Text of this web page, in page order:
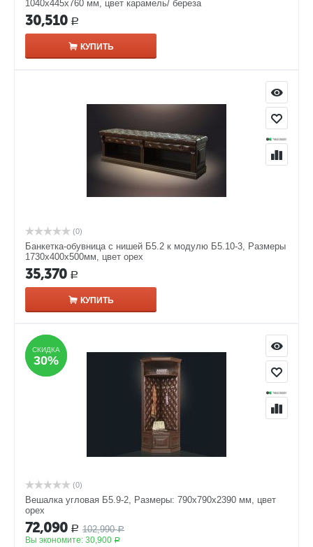
1040х445х760 мм, цвет карамель/ береза
30,510 Р
КУПИТЬ
(0)
Банкетка-обувница с нишей Б5.2 к модулю Б5.10-3, Размеры
1730х400х500мм, цвет орех
35,370 Р
КУПИТЬ
СКИДКА
30%
СКИДКА
30%
(0)
Вешалка угловая Б5.9-2, Размеры: 790х790х2390 мм, цвет
орех
72,090 Р 102,990 Р
Вы экономите: 30,900 Р